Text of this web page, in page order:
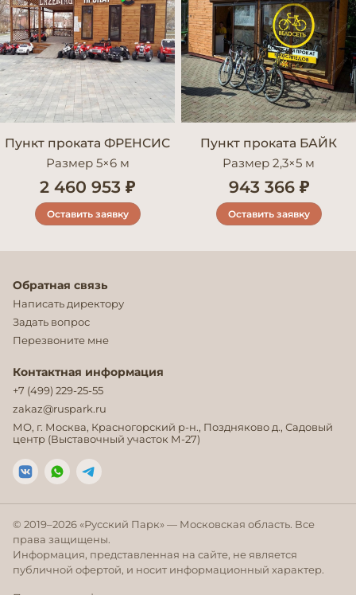
Пункт проката ФРЕНСИС
Размер 5×6 м
2 460 953 ₽
Оставить заявку
Пункт проката БАЙК
Размер 2,3×5 м
943 366 ₽
Оставить заявку
Обратная связь
Написать директору
Задать вопрос
Перезвоните мне
Контактная информация
+7 (499) 229-25-55
zakaz@ruspark.ru
МО, г. Москва, Красногорский р-н., Поздняково д., Садовый
центр (Выставочный участок М-27)
© 2019–2026 «Русский Парк» — Московская область. Все
права защищены.
Информация, представленная на сайте, не является
публичной офертой, и носит информационный характер.